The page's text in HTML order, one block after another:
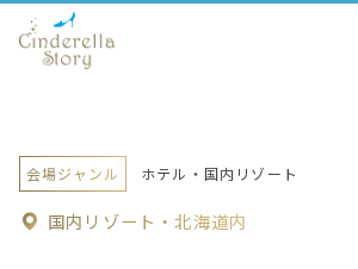
会場ジャンル ホテル・国内リゾート
国内リゾート・北海道内